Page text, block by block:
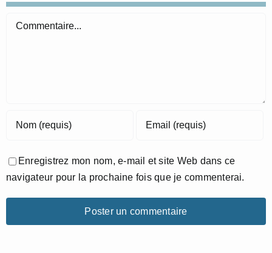
Commentaire
Enregistrez mon nom, e-mail et site Web dans ce
navigateur pour la prochaine fois que je commenterai.